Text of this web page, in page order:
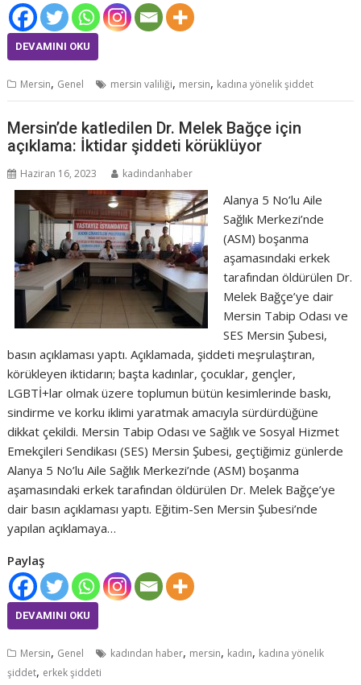
DEVAMINI OKU
Mersin, Genel mersin valiliği, mersin, kadına yönelik şiddet
Mersin’de katledilen Dr. Melek Bağçe için
açıklama: İktidar şiddeti körüklüyor
Haziran 16, 2023 kadindanhaber
Alanya 5 No’lu Aile
Sağlık Merkezi’nde
(ASM) boşanma
aşamasındaki erkek
tarafından öldürülen Dr.
Melek Bağçe’ye dair
Mersin Tabip Odası ve
SES Mersin Şubesi,
basın açıklaması yaptı. Açıklamada, şiddeti meşrulaştıran,
körükleyen iktidarın; başta kadınlar, çocuklar, gençler,
LGBTİ+lar olmak üzere toplumun bütün kesimlerinde baskı,
sindirme ve korku iklimi yaratmak amacıyla sürdürdüğüne
dikkat çekildi. Mersin Tabip Odası ve Sağlık ve Sosyal Hizmet
Emekçileri Sendikası (SES) Mersin Şubesi, geçtiğimiz günlerde
Alanya 5 No’lu Aile Sağlık Merkezi’nde (ASM) boşanma
aşamasındaki erkek tarafından öldürülen Dr. Melek Bağçe’ye
dair basın açıklaması yaptı. Eğitim-Sen Mersin Şubesi’nde
yapılan açıklamaya…
Paylaş
DEVAMINI OKU
Mersin, Genel kadından haber, mersin, kadın, kadına yönelik
şiddet, erkek şiddeti